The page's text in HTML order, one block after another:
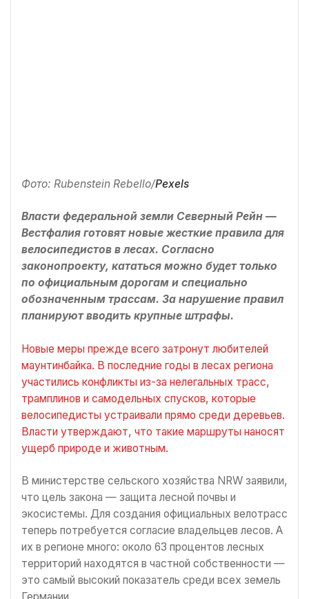
Фото: Rubenstein Rebello/Pexels
Власти федеральной земли Северный Рейн —
Вестфалия готовят новые жесткие правила для
велосипедистов в лесах. Согласно
законопроекту, кататься можно будет только
по официальным дорогам и специально
обозначенным трассам. За нарушение правил
планируют вводить крупные штрафы.
Новые меры прежде всего затронут любителей
маунтинбайка. В последние годы в лесах региона
участились конфликты из-за нелегальных трасс,
трамплинов и самодельных спусков, которые
велосипедисты устраивали прямо среди деревьев.
Власти утверждают, что такие маршруты наносят
ущерб природе и животным.
В министерстве сельского хозяйства NRW заявили,
что цель закона — защита лесной почвы и
экосистемы. Для создания официальных велотрасс
теперь потребуется согласие владельцев лесов. А
их в регионе много: около 63 процентов лесных
территорий находятся в частной собственности —
это самый высокий показатель среди всех земель